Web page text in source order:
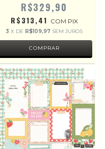
R$329,90
R$313,41 COM PIX
3 X DE R$109,97 SEM JUROS